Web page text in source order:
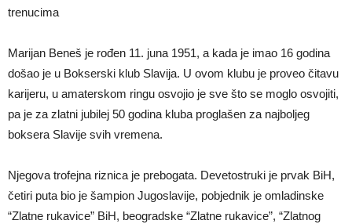
trenucima
Marijan Beneš je rođen 11. juna 1951, a kada je imao 16 godina
došao je u Bokserski klub Slavija. U ovom klubu je proveo čitavu
karijeru, u amaterskom ringu osvojio je sve što se moglo osvojiti,
pa je za zlatni jubilej 50 godina kluba proglašen za najboljeg
boksera Slavije svih vremena.
Njegova trofejna riznica je prebogata. Devetostruki je prvak BiH,
četiri puta bio je šampion Jugoslavije, pobjednik je omladinske
“Zlatne rukavice” BiH, beogradske “Zlatne rukavice”, “Zlatnog